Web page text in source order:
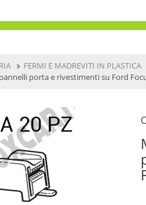
FERMI E MADREVITI IN PLASTICA
porta e rivestimenti su Ford